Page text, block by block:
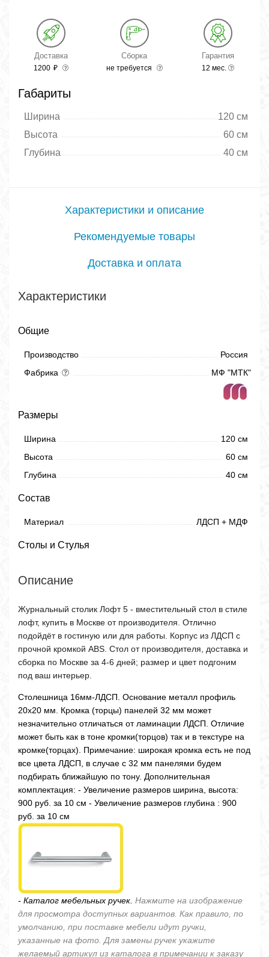
Доставка
1200 ₽
Сборка
не требуется
Гарантия
12 мес.
Габариты
Ширина
120 см
Высота
60 см
Глубина
40 см
Характеристики и описание
Рекомендуемые товары
Доставка и оплата
Характеристики
Общие
Производство
Россия
Фабрика
МФ "МТК"
Размеры
Ширина
120 см
Высота
60 см
Глубина
40 см
Состав
Материал ЛДСП + МДФ
Столы и Стулья
Описание
Журнальный столик Лофт 5 - вместительный стол в стиле
лофт, купить в Москве от производителя. Отлично
подойдёт в гостиную или для работы. Корпус из ЛДСП с
прочной кромкой ABS. Стол от производителя, доставка и
сборка по Москве за 4-6 дней; размер и цвет подгоним
под ваш интерьер.
Столешница 16мм-ЛДСП. Основание металл профиль
20х20 мм. Кромка (торцы) панелей 32 мм может
незначительно отличаться от ламинации ЛДСП. Отличие
может быть как в тоне кромки(торцов) так и в текстуре на
кромке(торцах). Примечание: широкая кромка есть не под
все цвета ЛДСП, в случае с 32 мм панелями будем
подбирать ближайшую по тону. Дополнительная
комплектация: - Увеличение размеров ширина, высота:
900 руб. за 10 см - Увеличение размеров глубина : 900
руб. за 10 см
- Каталог мебельных ручек. Нажмите на изображение
для просмотра доступных вариантов. Как правило, по
умолчанию, при поставке мебели идут ручки,
указанные на фото. Для замены ручек укажите
желаемый артикул из каталога в примечании к заказу